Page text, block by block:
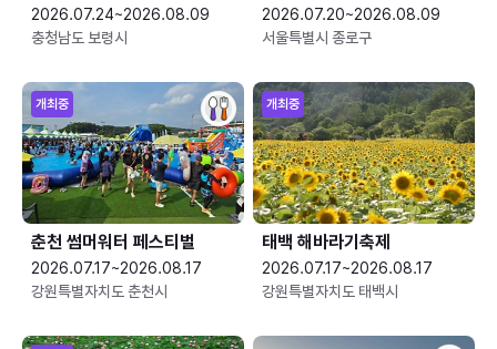
2026.07.24~2026.08.09
충청남도 보령시
2026.07.20~2026.08.09
서울특별시 종로구
개최중
춘천 썸머워터 페스티벌
2026.07.17~2026.08.17
강원특별자치도 춘천시
개최중
태백 해바라기축제
2026.07.17~2026.08.17
강원특별자치도 태백시